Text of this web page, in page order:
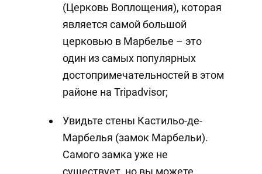
(Церковь Воплощения), которая
является самой большой
церковью в Марбелье – это
один из самых популярных
достопримечательностей в этом
районе на Tripadvisor;
Увидьте стены Кастильо-де-
Марбелья (замок Марбельи).
Самого замка уже не
существует, но вы можете